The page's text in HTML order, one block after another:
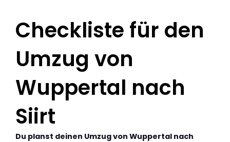
Checkliste für den
Umzug von
Wuppertal nach
Siirt
Du planst deinen Umzug von Wuppertal nach